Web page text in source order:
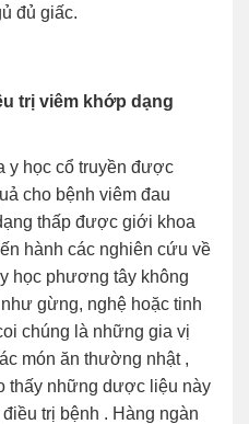
đủ giấc.
trị viêm khớp dạng
y học cổ truyền được
cho bệnh viêm đau
thấp được giới khoa
hành các nghiên cứu về
học phương tây không
gừng, nghệ hoặc tinh
chúng là những gia vị
món ăn thường nhật ,
thấy những dược liệu này
trị bệnh . Hàng ngàn